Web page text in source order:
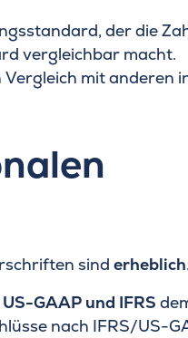
der die
vergleichbar macht.
Vergleich mit anderen
sind erheblich.
US-GAAP und IFRS
nach IFRS/US-